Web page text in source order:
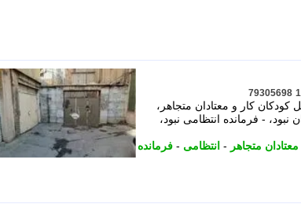
79305698
کار و معتادان متجاهر،
- فرمانده انتظامی نبود،
متجاهر - انتظامی - فرمانده